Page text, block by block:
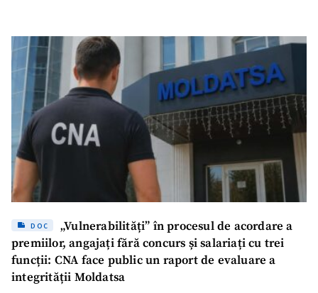
DOC
„Vulnerabilități” în procesul de acordare a
premiilor, angajați fără concurs și salariați cu trei
funcții: CNA face public un raport de evaluare a
integrității Moldatsa